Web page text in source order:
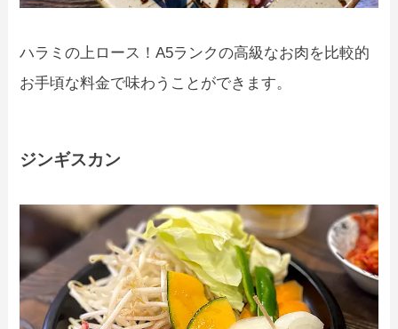
ハラミの上ロース！A5ランクの高級なお肉を比較的
お手頃な料金で味わうことができます。
ジンギスカン